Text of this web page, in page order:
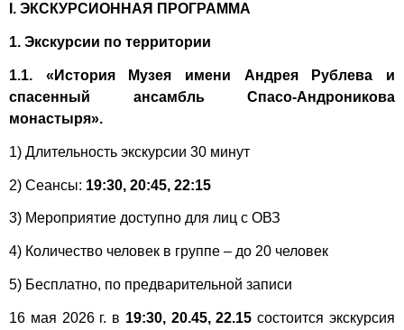
I. ЭКСКУРСИОННАЯ ПРОГРАММА
1. Экскурсии по территории
1.1. «История Музея имени Андрея Рублева и
спасенный ансамбль Спасо-Андроникова
монастыря».
1) Длительность экскурсии 30 минут
2) Сеансы: 19:30, 20:45, 22:15
3) Мероприятие доступно для лиц с ОВЗ
4) Количество человек в группе – до 20 человек
5) Бесплатно, по предварительной записи
16 мая 2026 г. в 19:30, 20.45, 22.15 состоится экскурсия